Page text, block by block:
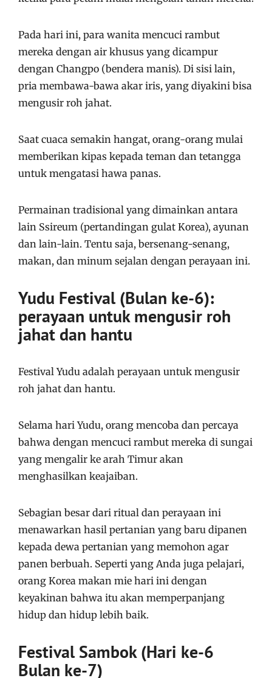
Pada hari ini, para wanita mencuci rambut
mereka dengan air khusus yang dicampur
dengan Changpo (bendera manis). Di sisi lain,
pria membawa-bawa akar iris, yang diyakini bisa
mengusir roh jahat.
Saat cuaca semakin hangat, orang-orang mulai
memberikan kipas kepada teman dan tetangga
untuk mengatasi hawa panas.
Permainan tradisional yang dimainkan antara
lain Ssireum (pertandingan gulat Korea), ayunan
dan lain-lain. Tentu saja, bersenang-senang,
makan, dan minum sejalan dengan perayaan ini.
Yudu Festival (Bulan ke-6):
perayaan untuk mengusir roh
jahat dan hantu
Festival Yudu adalah perayaan untuk mengusir
roh jahat dan hantu.
Selama hari Yudu, orang mencoba dan percaya
bahwa dengan mencuci rambut mereka di sungai
yang mengalir ke arah Timur akan
menghasilkan keajaiban.
Sebagian besar dari ritual dan perayaan ini
menawarkan hasil pertanian yang baru dipanen
kepada dewa pertanian yang memohon agar
panen berbuah. Seperti yang Anda juga pelajari,
orang Korea makan mie hari ini dengan
keyakinan bahwa itu akan memperpanjang
hidup dan hidup lebih baik.
Festival Sambok (Hari ke-6
Bulan ke-7)